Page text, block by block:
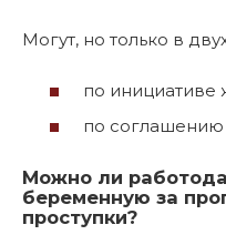
Могут, но только в
по
по соглашению
Можно ли
беременную за
проступки?